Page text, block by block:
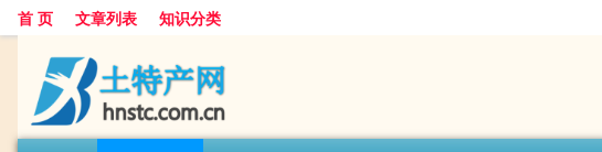
首 页 文章列表 知识分类